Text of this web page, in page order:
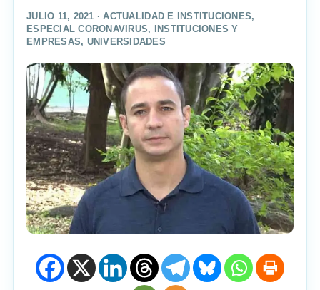
JULIO 11, 2021 ·ACTUALIDAD E INSTITUCIONES,
ESPECIAL CORONAVIRUS,
INSTITUCIONES Y
EMPRESAS, UNIVERSIDADES